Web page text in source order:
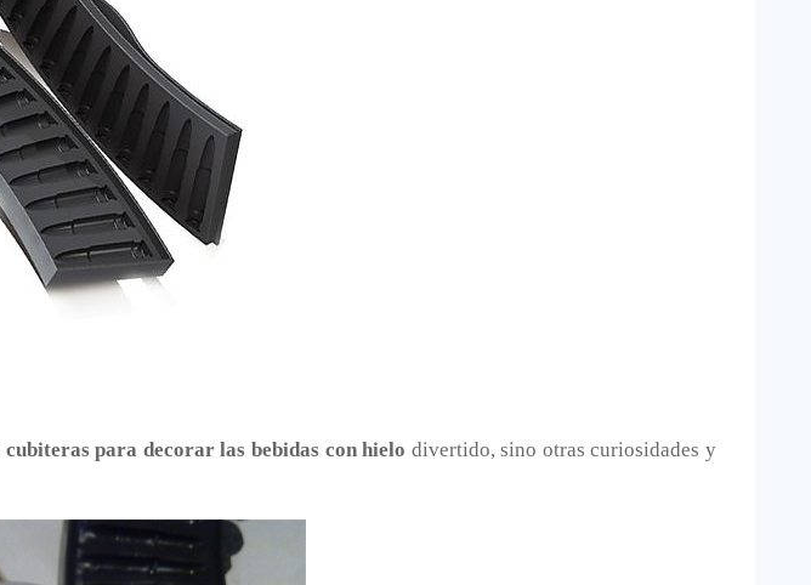
cubiteras para decorar las bebidas con hielo divertido, sino otras curiosidades y